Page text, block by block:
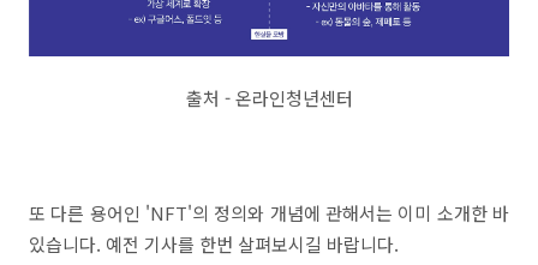
출처 - 온라인청년센터
또 다른 용어인 'NFT'의 정의와 개념에 관해서는 이미 소개한 바
있습니다. 예전 기사를 한번 살펴보시길 바랍니다.